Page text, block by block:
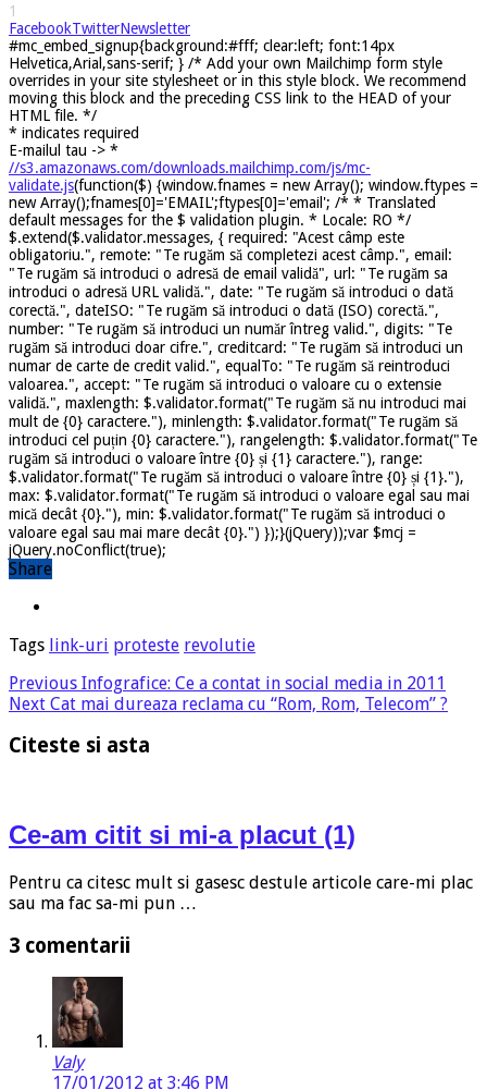
1
FacebookTwitterNewsletter
#mc_embed_signup{background:#fff; clear:left; font:14px
Helvetica,Arial,sans-serif; } /* Add your own Mailchimp form style
overrides in your site stylesheet or in this style block. We recommend
moving this block and the preceding CSS link to the HEAD of your
HTML file. */
* indicates required
E-mailul tau -> *
//s3.amazonaws.com/downloads.mailchimp.com/js/mc-
validate.js(function($) {window.fnames = new Array(); window.ftypes =
new Array();fnames[0]='EMAIL';ftypes[0]='email'; /* * Translated
default messages for the $ validation plugin. * Locale: RO */
$.extend($.validator.messages, { required: "Acest câmp este
obligatoriu.", remote: "Te rugăm să completezi acest câmp.", email:
"Te rugăm să introduci o adresă de email validă", url: "Te rugăm sa
introduci o adresă URL validă.", date: "Te rugăm să introduci o dată
corectă.", dateISO: "Te rugăm să introduci o dată (ISO) corectă.",
number: "Te rugăm să introduci un număr întreg valid.", digits: "Te
rugăm să introduci doar cifre.", creditcard: "Te rugăm să introduci un
numar de carte de credit valid.", equalTo: "Te rugăm să reintroduci
valoarea.", accept: "Te rugăm să introduci o valoare cu o extensie
validă.", maxlength: $.validator.format("Te rugăm să nu introduci mai
mult de {0} caractere."), minlength: $.validator.format("Te rugăm să
introduci cel puțin {0} caractere."), rangelength: $.validator.format("Te
rugăm să introduci o valoare între {0} și {1} caractere."), range:
$.validator.format("Te rugăm să introduci o valoare între {0} și {1}."),
max: $.validator.format("Te rugăm să introduci o valoare egal sau mai
mică decât {0}."), min: $.validator.format("Te rugăm să introduci o
valoare egal sau mai mare decât {0}.") });}(jQuery));var $mcj =
jQuery.noConflict(true);
Share
Tags link-uri proteste revolutie
Previous Infografice: Ce a contat in social media in 2011
Next Cat mai dureaza reclama cu “Rom, Rom, Telecom” ?
Citeste si asta
Ce-am citit si mi-a placut (1)
Pentru ca citesc mult si gasesc destule articole care-mi plac
sau ma fac sa-mi pun …
3 comentarii
Valy
17/01/2012 at 3:46 PM